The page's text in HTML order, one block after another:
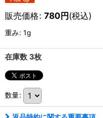
販売価格: 780円(税込)
重み: 1g
在庫数 3枚
数量: